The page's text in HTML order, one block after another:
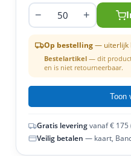
− +
Op bestelling— uiterlijk
Bestelartikel — dit product
en is niet retourneerbaar.
Toon
Gratis levering vanaf € 175
Veilig betalen — kaart,